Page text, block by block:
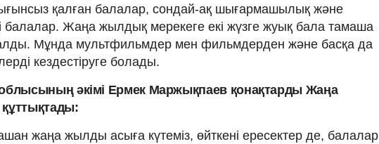
қалған балалар, сондай-ақ шығармашылық және
балалар. Жаңа жылдық мерекеге екі жүзге жуық бала тамаша
Мұнда мультфильмдер мен фильмдерден және басқа да
кездестіруге болады.
әкімі Ермек Маржықпаев қонақтарды Жаңа
жаңа жылды асыға күтеміз, өйткені ересектер де, балалар